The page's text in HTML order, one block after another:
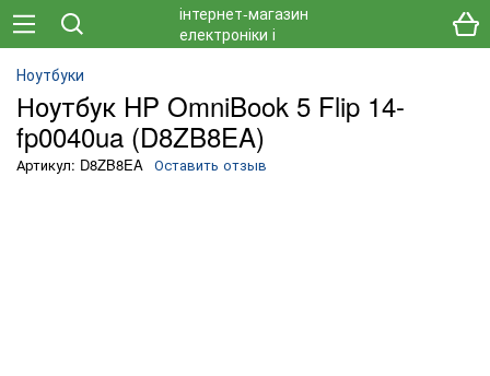
Ноутбуки
Ноутбук HP OmniBook 5 Flip 14-
fp0040ua (D8ZB8EA)
Артикул: D8ZB8EA Оставить отзыв